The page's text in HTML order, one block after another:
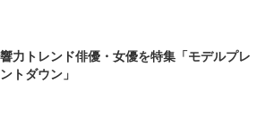
力トレンド俳優・女優を特集「モデルプレ
トダウン」